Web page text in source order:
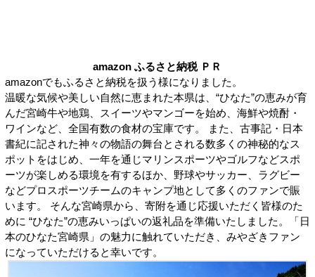
amazon ふるさと納税 ＰＲ
amazonでもふるさと納税を扱う様になりました。
温暖な気候や美しい自然に恵まれた本県は、“ひなた”の恵みが育
んだ宮崎牛や地鶏、スイーツやマンゴーを始め、海鮮や焼酎・
ワインなど、全国有数の食材の宝庫です。 また、古事記・日本
書紀に記された神々の物語の舞台とされる数多くの神秘的なス
ポットをはじめ、一年を通じマリンスポーツやゴルフなどスポ
ーツが楽しめる環境を有するほか、野球やサッカー、ラグビー
などプロスポーツチームのキャンプ地として多くのファンで賑
います。 そんな宮崎県から、寄附を通じ応援いただく皆様のた
めに “ひなた”の恵みいっぱいの返礼品を準備いたしました。「日
本のひなた宮崎県」の魅力に触れていただき、みやざきファン
になっていただけると幸いです。